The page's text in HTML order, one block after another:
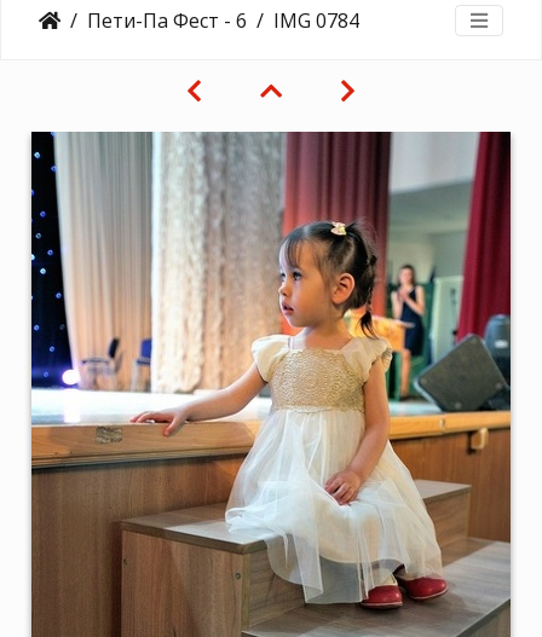
Пети-Па Фест - 6 IMG 0784